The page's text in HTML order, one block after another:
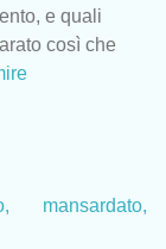
e quali
così che
mansardato,